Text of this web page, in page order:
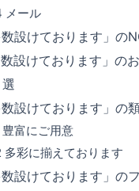
メール
数設けております」の
数設けております」の
数設けております」の
豊富にご用意
多彩に揃えております
数設けております」の